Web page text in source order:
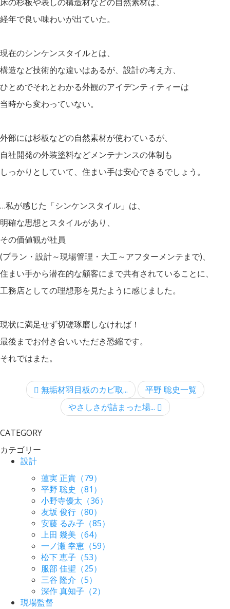
経年で良い味わいが出ていた。
現在のシンケンスタイルとは、
構造など技術的な違いはあるが、設計の考え方、
ひとめでそれとわかる外観のアイデンティティーは
当時から変わっていない。
外部には杉板などの自然素材が使わているが、
自社開発の外装塗料などメンテナンスの体制も
しっかりとしていて、住まい手は安心できるでしょう。
…私が感じた「シンケンスタイル」は、
明確な思想とスタイルがあり、
その価値観が社員
(プラン・設計～現場管理・大工～アフターメンテまで)、
住まい手から潜在的な顧客にまで共有されていることに、
工務店としての理想形を見たように感じました。
現状に満足せず切磋琢磨しなければ！
最後までお付き合いいただき恐縮です。
それではまた。
無垢材羽目板のカビ取...
平野 聡史一覧
やさしさが詰まった場...
CATEGORY
カテゴリー
設計
蓮実 正貴（79）
平野 聡史（81）
小野寺優太（36）
友坂 俊行（80）
安藤 るみ子（85）
上田 幾美（64）
一ノ瀬 幸恵（59）
松下 恵子（53）
服部 佳聖（25）
三谷 隆介（5）
深作 真知子（2）
現場監督